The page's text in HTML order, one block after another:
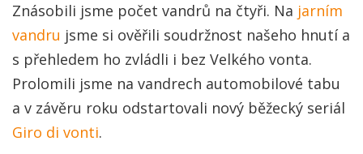
Znásobili jsme počet vandrů na čtyři. Na jarním
vandru jsme si ověřili soudržnost našeho hnutí a
s přehledem ho zvládli i bez Velkého vonta.
Prolomili jsme na vandrech automobilové tabu
a v závěru roku odstartovali nový běžecký seriál
Giro di vonti.